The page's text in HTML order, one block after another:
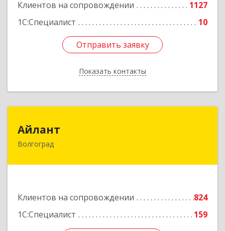
Клиентов на сопровождении
1127
1С:Специалист
10
Отправить заявку
Показать контакты
Отправить заявку
Назад
Айлант
Волгоград
Клиентов на сопровождении
824
1С:Специалист
159
400001, Волгоградская обл, Волгоград г, им